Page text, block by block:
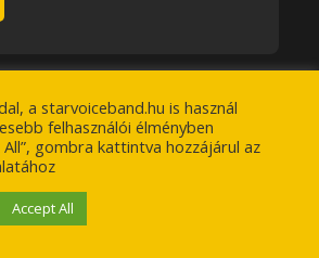
Party
a starvoiceband.hu is használ
felhasználói élményben
All”, gombra kattintva hozzájárul az
Accept All